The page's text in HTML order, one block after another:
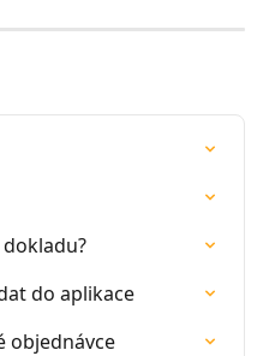
dokladu?
do aplikace
objednávce